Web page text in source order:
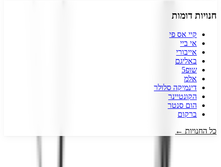
חנויות דומות
קיי אס פי
אי ביי
אייבורי
באליגם
שופ5
אלמ
דינמיקה סלולר
הקונטיינר
הום סנטר
ברקום
כל החנויות ←